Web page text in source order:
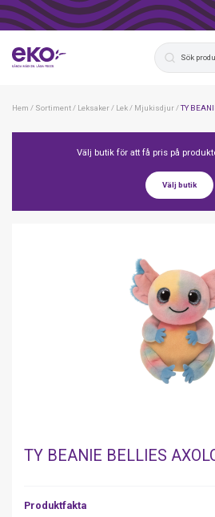
Hem / Sortiment/ Leksaker/ Lek/ Mjukisdjur/TY
Välj butik för att få pris på
Välj butik
TY BEANIE BELLIES
Produktfakta